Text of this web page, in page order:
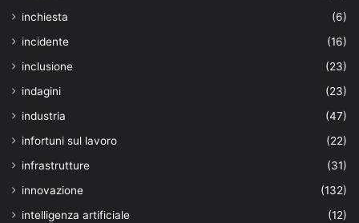
inchiesta
(6)
incidente
(16)
inclusione
(23)
indagini
(23)
industria
(47)
infortuni sul lavoro
(22)
infrastrutture
(31)
innovazione
(132)
intelligenza artificiale
(12)